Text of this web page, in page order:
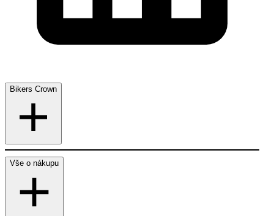
Bikers Crown
Vše o nákupu